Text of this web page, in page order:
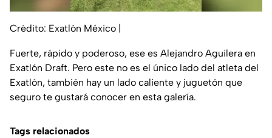
Crédito: Exatlón México |
Fuerte, rápido y poderoso, ese es Alejandro Aguilera en
Exatlón Draft. Pero este no es el único lado del atleta del
Exatlón, también hay un lado caliente y juguetón que
seguro te gustará conocer en esta galería.
Tags relacionados